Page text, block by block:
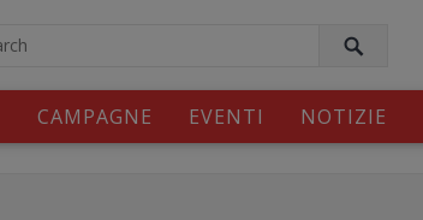
CAMPAGNE EVENTI NOTIZIE